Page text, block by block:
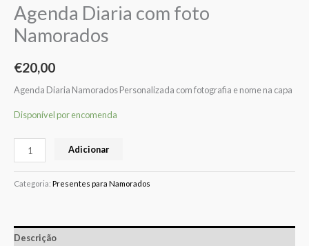
Agenda Diaria com foto
Namorados
€20,00
Agenda Diaria Namorados Personalizada com fotografia e nome na capa
Disponível por encomenda
Adicionar
Categoria: Presentes para Namorados
Descrição